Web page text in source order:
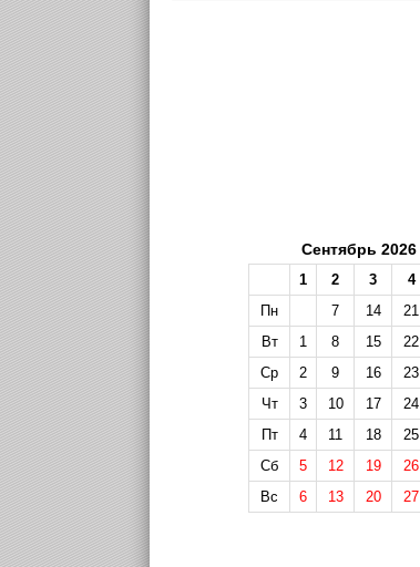
Сентябрь 2026
1 2 3 4
Пн
7 14 21
Вт
1 8 15 22
Ср
2 9 16 23
Чт
3 10 17
24
Пт
4 11 18
25
Сб
5 12 19
26
Вс
6 13 20 27